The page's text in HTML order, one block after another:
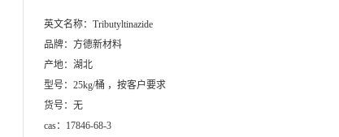
英文名称： Tributyltinazide
品牌： 方德新材料
产地： 湖北
型号： 25kg/桶 ，按客户要求
货号： 无
cas： 17846-68-3